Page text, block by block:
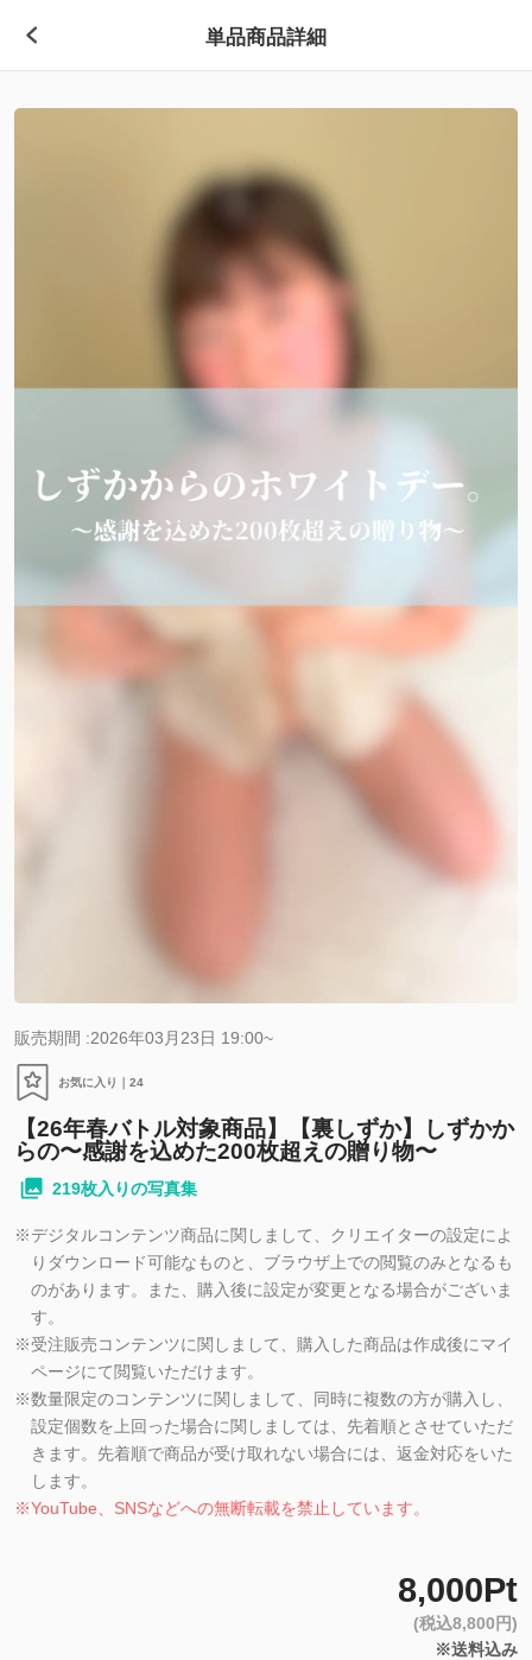
単品商品詳細
販売期間 :2026年03月23日 19:00~
お気に入り｜ 24
【26年春バトル対象商品】【裏しずか】しずかか
らの〜感謝を込めた200枚超えの贈り物〜
219枚入りの写真集
※デジタルコンテンツ商品に関しまして、クリエイターの設定によ
りダウンロード可能なものと、ブラウザ上での閲覧のみとなるも
のがあります。また、購入後に設定が変更となる場合がございま
す。
※受注販売コンテンツに関しまして、購入した商品は作成後にマイ
ページにて閲覧いただけます。
※数量限定のコンテンツに関しまして、同時に複数の方が購入し、
設定個数を上回った場合に関しましては、先着順とさせていただ
きます。先着順で商品が受け取れない場合には、返金対応をいた
します。
※YouTube、SNSなどへの無断転載を禁止しています。
8,000Pt
(税込8,800円)
※送料込み